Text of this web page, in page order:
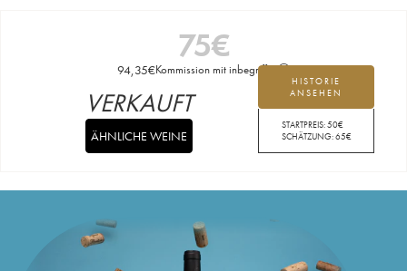
75€
94,35€Kommission mit inbegriffen
HISTORIE
ANSEHEN
STARTPREIS:50€
SCHÄTZUNG:65€
VERKAUFT
ÄHNLICHE WEINE